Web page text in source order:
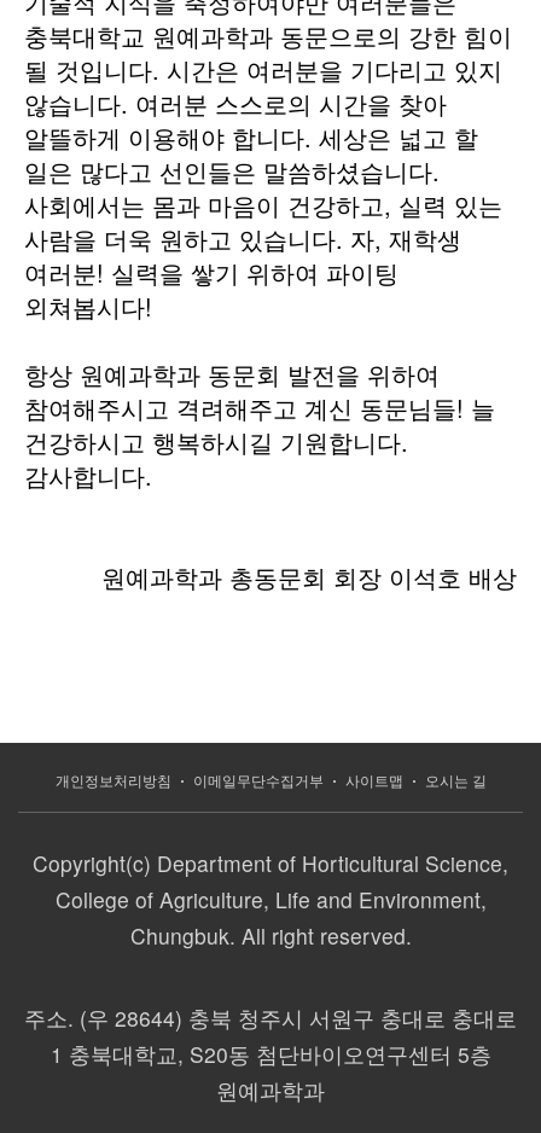
충북대학교 원예과학과 동문으로의 강한 힘이
될 것입니다. 시간은 여러분을 기다리고 있지
않습니다. 여러분 스스로의 시간을 찾아
알뜰하게 이용해야 합니다. 세상은 넓고 할
일은 많다고 선인들은 말씀하셨습니다.
사회에서는 몸과 마음이 건강하고, 실력 있는
사람을 더욱 원하고 있습니다. 자, 재학생
여러분! 실력을 쌓기 위하여 파이팅
외쳐봅시다!
항상 원예과학과 동문회 발전을 위하여
참여해주시고 격려해주고 계신 동문님들! 늘
건강하시고 행복하시길 기원합니다.
감사합니다.
원예과학과 총동문회 회장 이석호 배상
개인정보처리방침 이메일무단수집거부 사이트맵 오시는 길
Copyright(c) Department of Horticultural Science,
College of Agriculture, Life and Environment,
Chungbuk. All right reserved.
주소. (우 28644) 충북 청주시 서원구 충대로 충대로
1 충북대학교, S20동 첨단바이오연구센터 5층
원예과학과